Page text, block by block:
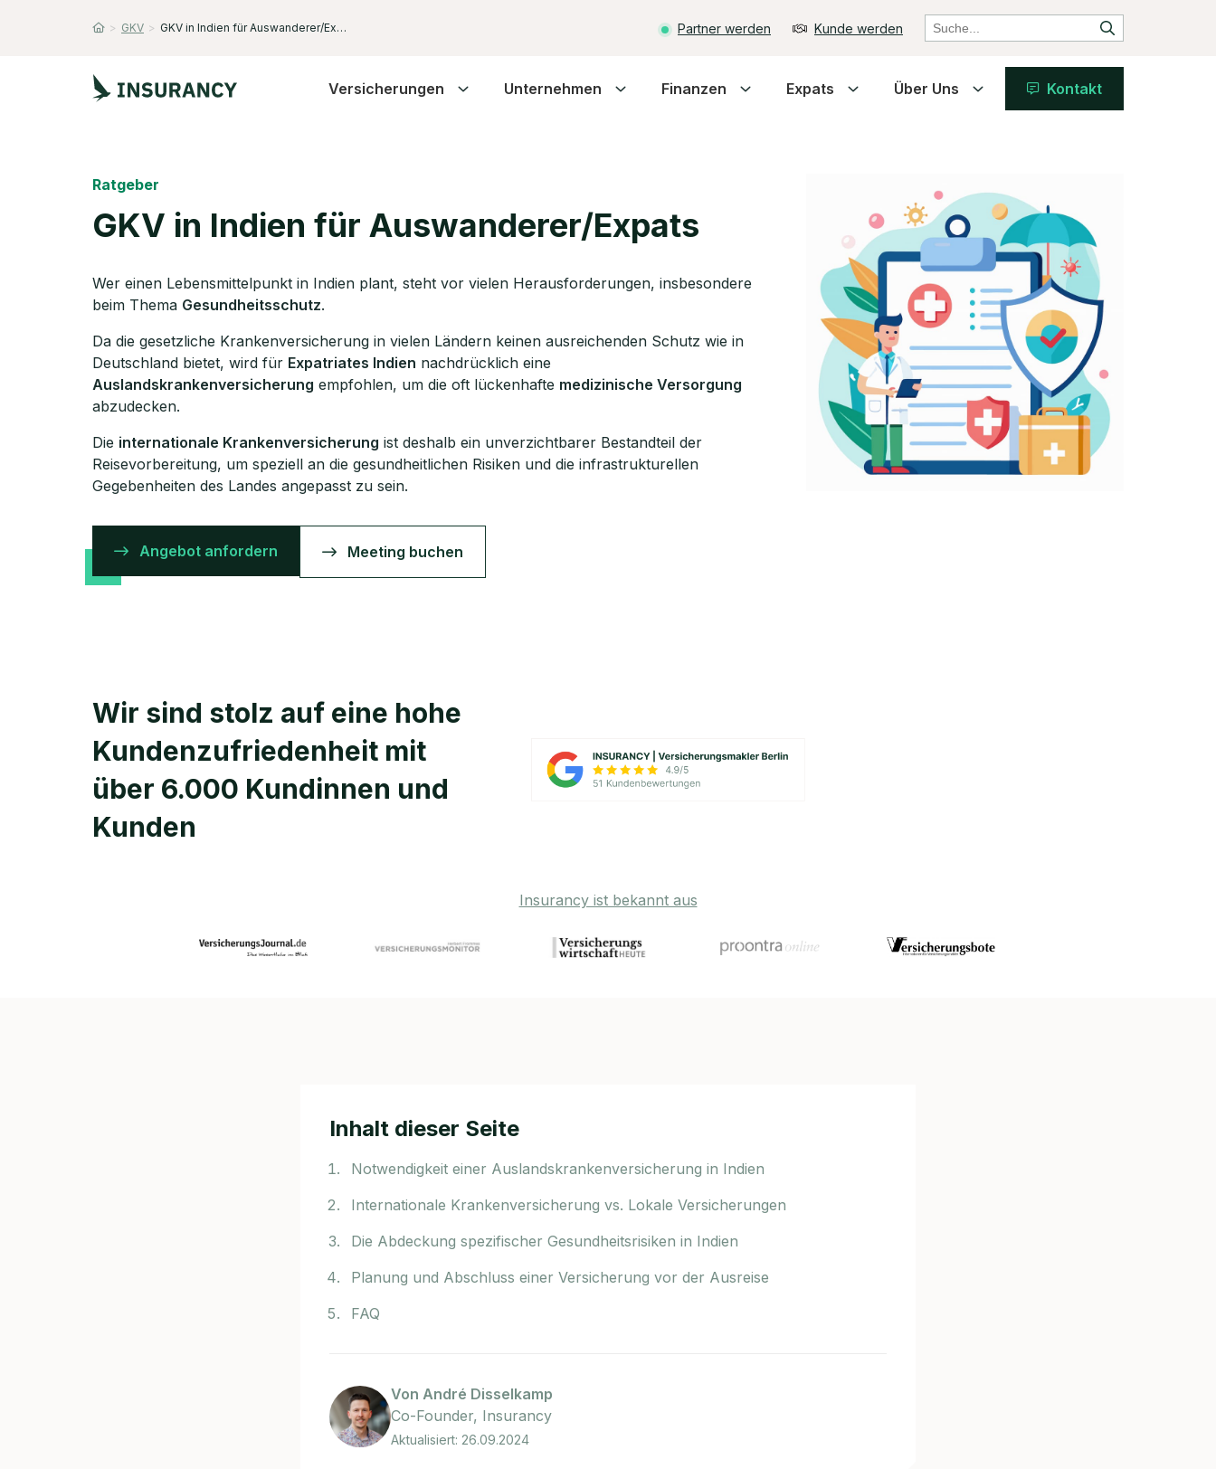
> GKV > GKV in Indien für Auswanderer/Expats Partner werden Kunde werden
Versicherungen Unternehmen Finanzen Expats Über Uns Kontakt
Ratgeber
GKV in Indien für Auswanderer/Expats
Wer einen Lebensmittelpunkt in Indien plant, steht vor vielen Herausforderungen, insbesondere
beim Thema Gesundheitsschutz.
Da die gesetzliche Krankenversicherung in vielen Ländern keinen ausreichenden Schutz wie in
Deutschland bietet, wird für Expatriates Indien nachdrücklich eine
Auslandskrankenversicherung empfohlen, um die oft lückenhafte medizinische Versorgung
abzudecken.
Die internationale Krankenversicherung ist deshalb ein unverzichtbarer Bestandteil der
Reisevorbereitung, um speziell an die gesundheitlichen Risiken und die infrastrukturellen
Gegebenheiten des Landes angepasst zu sein.
Angebot anfordern Meeting buchen
Wir sind stolz auf eine hohe
Kunden­zufriedenheit mit
über 6.000 Kundinnen und
Kunden
Insurancy ist bekannt aus
Inhalt dieser Seite
Notwendigkeit einer Auslandskrankenversicherung in Indien
Internationale Krankenversicherung vs. Lokale Versicherungen
Die Abdeckung spezifischer Gesundheitsrisiken in Indien
Planung und Abschluss einer Versicherung vor der Ausreise
FAQ
Von André Disselkamp
Co-Founder, Insurancy
Aktualisiert: 26.09.2024